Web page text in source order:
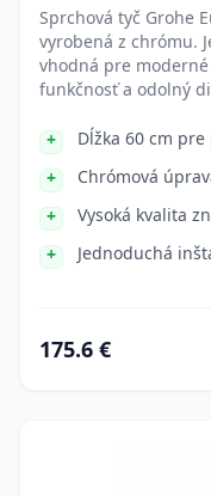
Sprchová tyč Grohe
vyrobená z chrómu.
vhodná pre
funkčnosť a odolný
Dĺžka 60 cm
Chrómová
Vysoká kvalita
Jednoduchá
175.6 €